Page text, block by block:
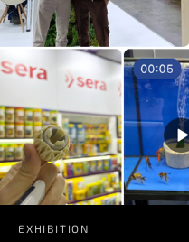
EXHIBITION